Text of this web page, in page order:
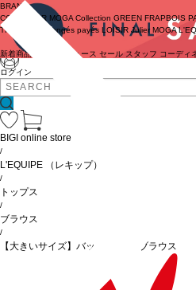
ログイン
BRAND
COUTURIER MOGA Collection GREEN FRAPBOIS
TRISTESSE
congés payés LOISIR Julier MOGA
新着商品 ニュース セール スタッフ コーディ
BIGI online store
/
L'EQUIPE （レキップ）
/
トップス
/
ブラウス
/
【大きいサイズ】バックサテンTブラウス